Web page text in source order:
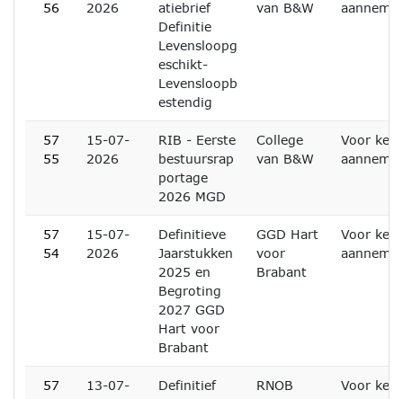
56 2026
atiebrief
Definitie
Levensloopg
eschikt-
Levensloopb
estendig
van B&W
57
55
15-07-
2026
RIB - Eerste
bestuursrap
portage
2026 MGD
College
van B&W
Voor
57
54
15-07-
2026
Definitieve
Jaarstukken
2025 en
Begroting
2027 GGD
Hart voor
Brabant
GGD Hart
voor
Brabant
Voor
57
13-07-
Definitief
RNOB
Voor